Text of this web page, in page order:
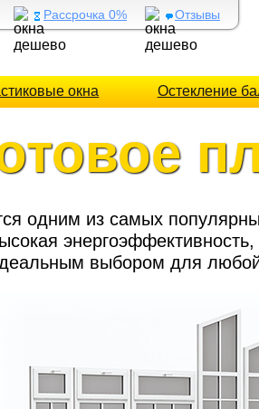
Рассрочка 0% Отзывы
окна Остекление
одним из самых
выбором для любой